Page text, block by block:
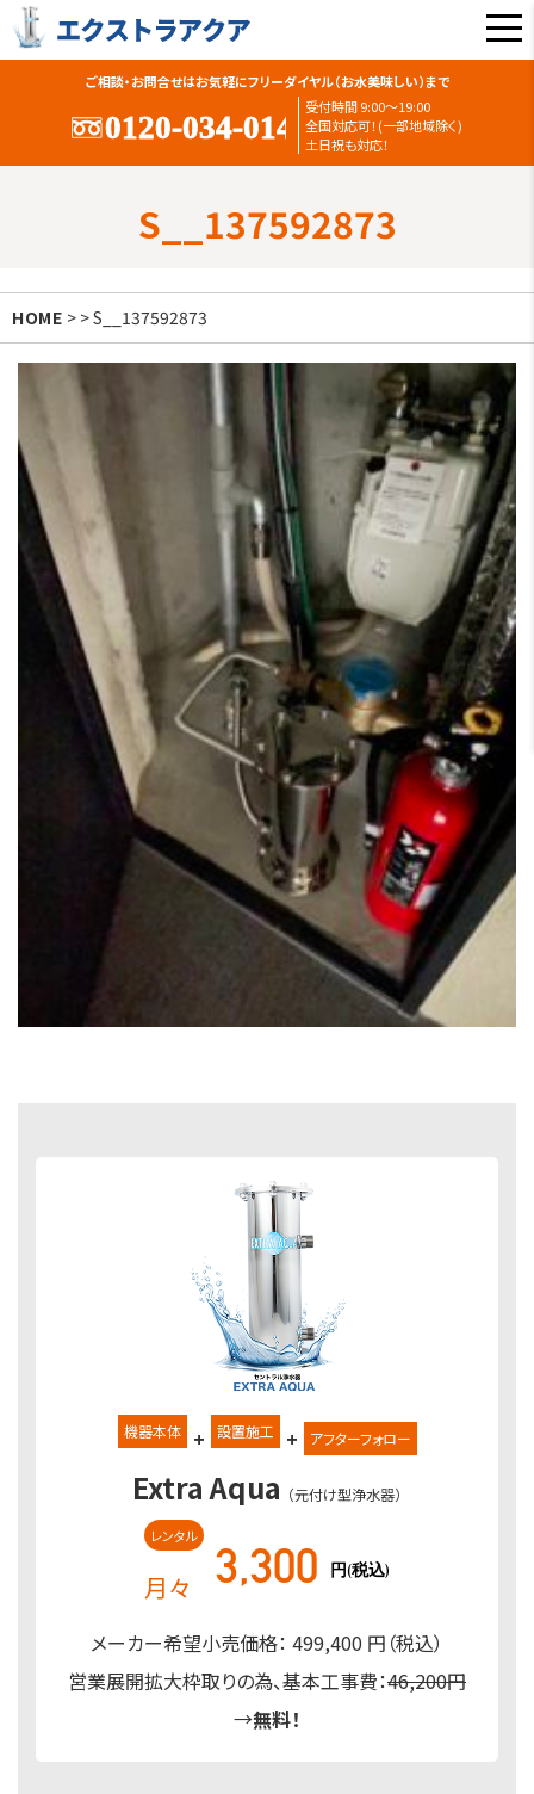
ご相談・お問合せはお気軽にフリーダイヤル（お水美味しい）まで
受付時間 9:00〜19:00
全国対応可！(一部地域除く)
土日祝も対応！
S__137592873
HOME > > S__137592873
機器本体 + 設置施工 + アフターフォロー
Extra Aqua （元付け型浄水器）
レンタル
月々 3,300 円(税込)
メーカー希望小売価格： 499,400 円（税込）
営業展開拡大枠取りの為、基本工事費：46,200円
→無料！